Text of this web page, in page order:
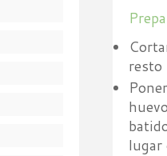
resto
lugar